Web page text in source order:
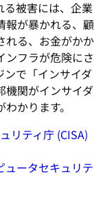
る被害には、企業
報が暴かれる、顧
れる、お金がかか
ンフラが危険にさ
ンで「インサイダ
機関がインサイダ
かります。
リティ庁 (CISA)
ュータセキュリテ